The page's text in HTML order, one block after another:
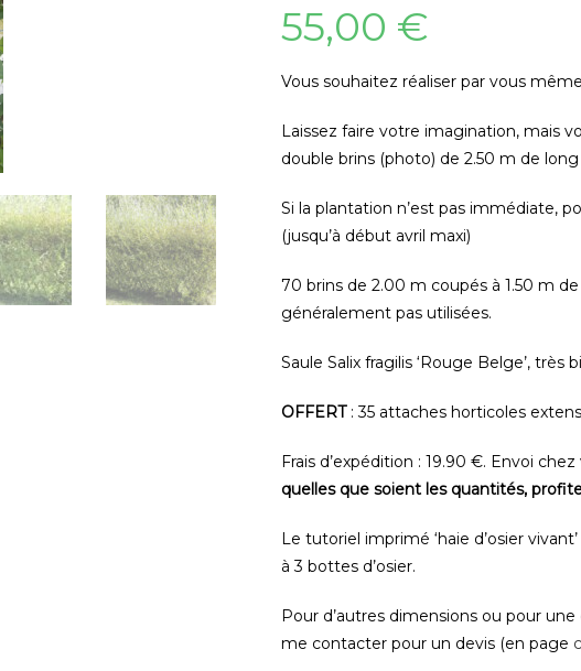
55,00 €
Vous souhaitez réaliser par vous
Laissez faire votre imagination, mais
double brins (photo) de 2.50 m de
Si la plantation n’est pas immédiate,
(jusqu’à début avril maxi)
70 brins de 2.00 m coupés à 1.50 m
généralement pas utilisées.
Saule Salix fragilis ‘Rouge Belge’,
OFFERT: 35 attaches horticoles
Frais d’expédition : 19.90 €. Envoi
quelles que soient les quantités,
Le tutoriel imprimé ‘haie d’osier
à 3 bottes d’osier.
Pour d’autres dimensions ou pour
me contacter pour un devis (en page